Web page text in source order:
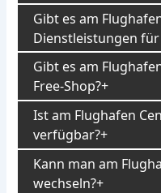
Gibt es am
Dienstleistungen
Gibt es am
Free-Shop?
Ist am Flughafen
verfügbar?
Kann man am
wechseln?